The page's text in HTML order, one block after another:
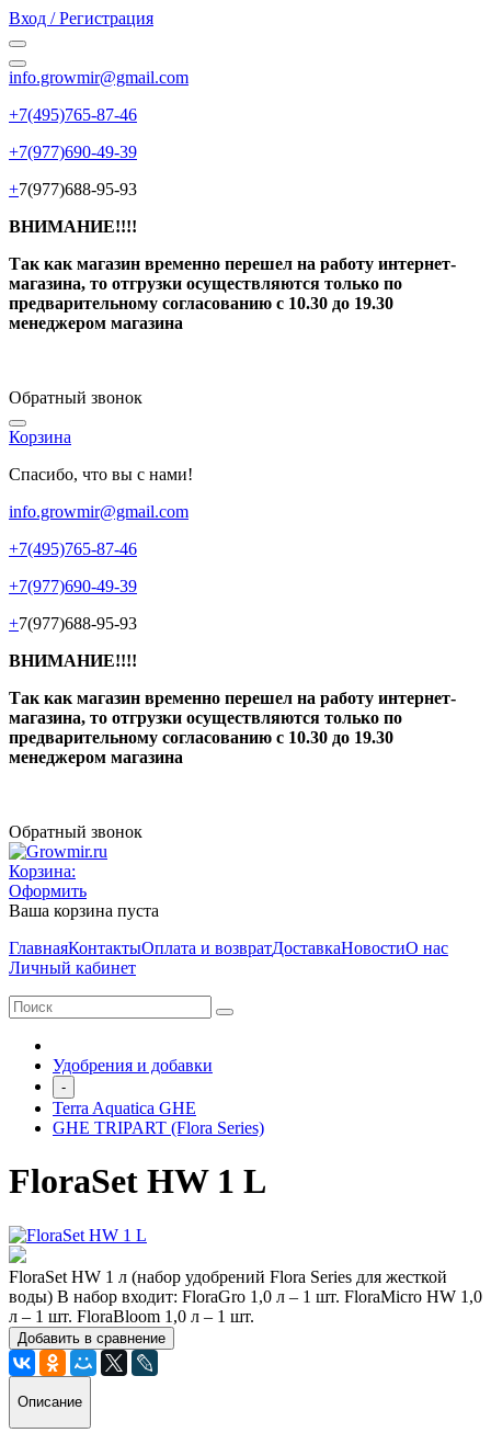
Вход / Регистрация
info.growmir@gmail.com
+7(495)765-87-46
+7(977)690-49-39
+7(977)688-95-93
ВНИМАНИЕ!!!!
Так как магазин временно перешел на работу интернет-
магазина, то отгрузки осуществляются только по
предварительному согласованию с 10.30 до 19.30
менеджером магазина
Обратный звонок
Корзина
Спасибо, что вы с нами!
info.growmir@gmail.com
+7(495)765-87-46
+7(977)690-49-39
+7(977)688-95-93
ВНИМАНИЕ!!!!
Так как магазин временно перешел на работу интернет-
магазина, то отгрузки осуществляются только по
предварительному согласованию с 10.30 до 19.30
менеджером магазина
Обратный звонок
Корзина:
Оформить
Ваша корзина пуста
ГлавнаяКонтактыОплата и возвратДоставкаНовостиО нас
Личный кабинет
Удобрения и добавки
-
Terra Aquatica GHE
GHE TRIPART (Flora Series)
FloraSet HW 1 L
FloraSet HW 1 л (набор удобрений Flora Series для жесткой
воды) В набор входит: FloraGro 1,0 л – 1 шт. FloraMicro HW 1,0
л – 1 шт. FloraBloom 1,0 л – 1 шт.
Добавить в сравнение
Описание